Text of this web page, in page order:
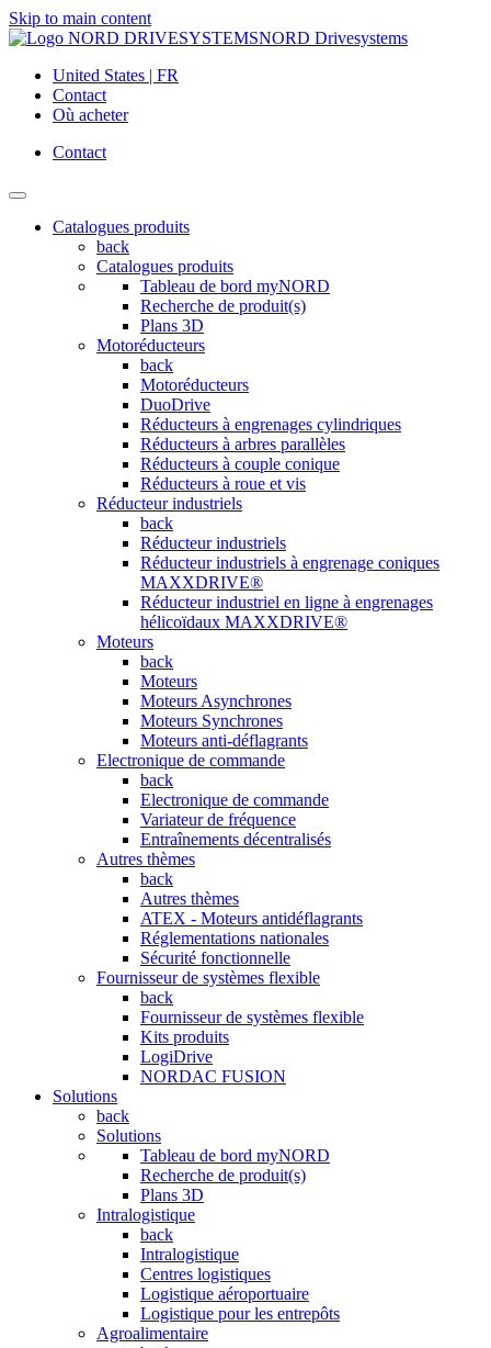
Skip to main content
NORD Drivesystems
United States | FR
Contact
Où acheter
Contact
Catalogues produits
back
Catalogues produits
Tableau de bord myNORD
Recherche de produit(s)
Plans 3D
Motoréducteurs
back
Motoréducteurs
DuoDrive
Réducteurs à engrenages cylindriques
Réducteurs à arbres parallèles
Réducteurs à couple conique
Réducteurs à roue et vis
Réducteur industriels
back
Réducteur industriels
Réducteur industriels à engrenage coniques
MAXXDRIVE®
Réducteur industriel en ligne à engrenages
hélicoïdaux MAXXDRIVE®
Moteurs
back
Moteurs
Moteurs Asynchrones
Moteurs Synchrones
Moteurs anti-déflagrants
Electronique de commande
back
Electronique de commande
Variateur de fréquence
Entraînements décentralisés
Autres thèmes
back
Autres thèmes
ATEX - Moteurs antidéflagrants
Réglementations nationales
Sécurité fonctionnelle
Fournisseur de systèmes flexible
back
Fournisseur de systèmes flexible
Kits produits
LogiDrive
NORDAC FUSION
Solutions
back
Solutions
Tableau de bord myNORD
Recherche de produit(s)
Plans 3D
Intralogistique
back
Intralogistique
Centres logistiques
Logistique aéroportuaire
Logistique pour les entrepôts
Agroalimentaire